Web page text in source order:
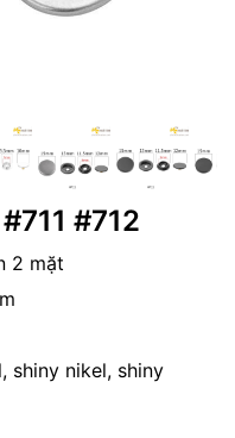
#712
2 mặt
shiny nikel, shiny